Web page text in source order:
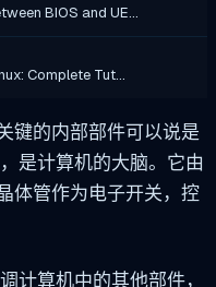
BIOS and UE…
Complete Tut…
键的内部部件可以说是
是计算机的大脑。它由
体管作为电子开关，控
计算机中的其他部件，